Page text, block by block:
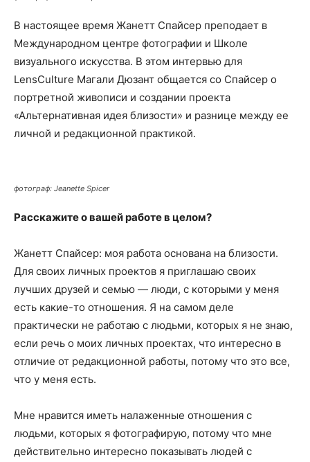
В настоящее время Жанетт Спайсер преподает в
Международном центре фотографии и Школе
визуального искусства. В этом интервью для
LensCulture Магали Дюзант общается со Спайсер о
портретной живописи и создании проекта
«Альтернативная идея близости» и разнице между ее
личной и редакционной практикой.
фотограф: Jeanette Spicer
Расскажите о вашей работе в целом?
Жанетт Спайсер: моя работа основана на близости.
Для своих личных проектов я приглашаю своих
лучших друзей и семью — люди, с которыми у меня
есть какие-то отношения. Я на самом деле
практически не работаю с людьми, которых я не знаю,
если речь о моих личных проектах, что интересно в
отличие от редакционной работы, потому что это все,
что у меня есть.
Мне нравится иметь налаженные отношения с
людьми, которых я фотографирую, потому что мне
действительно интересно показывать людей с